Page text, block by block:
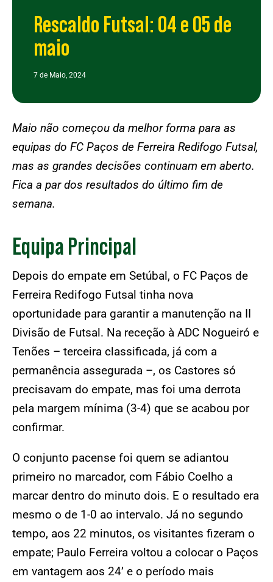
Rescaldo Futsal: 04 e 05 de
maio
7 de Maio, 2024
Maio não começou da melhor forma para as
equipas do FC Paços de Ferreira Redifogo Futsal,
mas as grandes decisões continuam em aberto.
Fica a par dos resultados do último fim de
semana.
Equipa Principal
Depois do empate em Setúbal, o FC Paços de
Ferreira Redifogo Futsal tinha nova
oportunidade para garantir a manutenção na II
Divisão de Futsal. Na receção à ADC Nogueiró e
Tenões – terceira classificada, já com a
permanência assegurada –, os Castores só
precisavam do empate, mas foi uma derrota
pela margem mínima (3-4) que se acabou por
confirmar.
O conjunto pacense foi quem se adiantou
primeiro no marcador, com Fábio Coelho a
marcar dentro do minuto dois. E o resultado era
mesmo o de 1-0 ao intervalo. Já no segundo
tempo, aos 22 minutos, os visitantes fizeram o
empate; Paulo Ferreira voltou a colocar o Paços
em vantagem aos 24’ e o período mais